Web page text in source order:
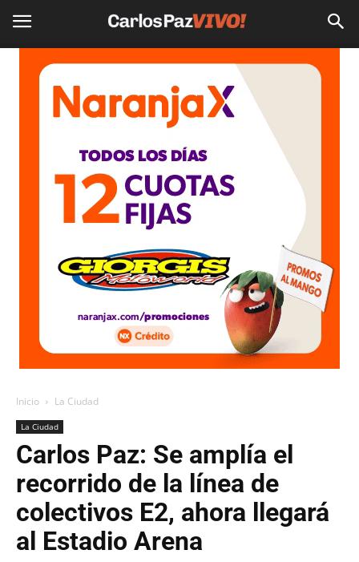
Inicio La Ciudad
La Ciudad
Carlos Paz: Se amplía el
recorrido de la línea de
colectivos E2, ahora llegará
al Estadio Arena